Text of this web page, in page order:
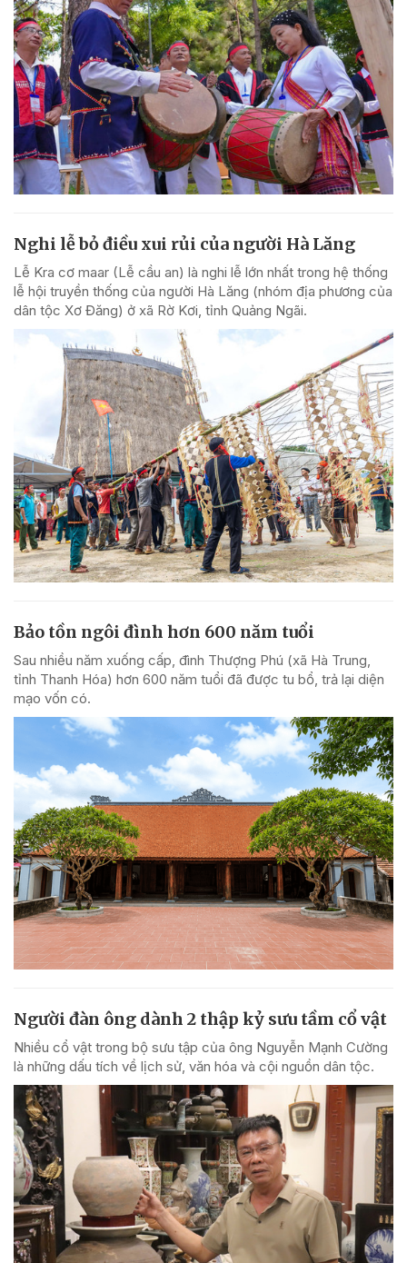
Nghi lễ bỏ điều xui rủi của người Hà Lăng
Lễ Kra cơ maar (Lễ cầu an) là nghi lễ lớn nhất trong hệ thống
lễ hội truyền thống của người Hà Lăng (nhóm địa phương của
dân tộc Xơ Đăng) ở xã Rờ Kơi, tỉnh Quảng Ngãi.
Bảo tồn ngôi đình hơn 600 năm tuổi
Sau nhiều năm xuống cấp, đình Thượng Phú (xã Hà Trung,
tỉnh Thanh Hóa) hơn 600 năm tuổi đã được tu bổ, trả lại diện
mạo vốn có.
Người đàn ông dành 2 thập kỷ sưu tầm cổ vật
Nhiều cổ vật trong bộ sưu tập của ông Nguyễn Mạnh Cường
là những dấu tích về lịch sử, văn hóa và cội nguồn dân tộc.